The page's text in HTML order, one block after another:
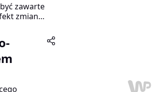
zawarte
zmian
1 tys. zł.
obieg i